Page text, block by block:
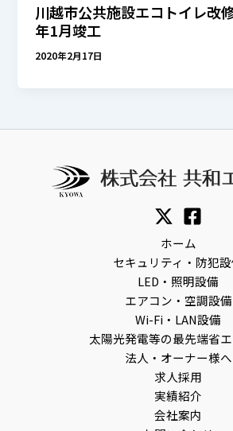
川越市公共施設エコトイレ
年1月竣工
2020年2月17日
ホーム
セキュリティ・防犯
LED・照明設備
エアコン・空調設備
Wi-Fi・LAN設備
太陽光発電等の最先端省
法人・オーナー様へ
求人採用
実績紹介
会社案内